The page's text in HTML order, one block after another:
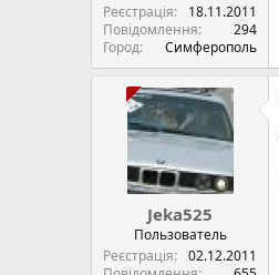
Реєстрація
18.11.2011
Повідомлення
294
Город
Симферополь
Jeka525
Пользователь
Реєстрація
02.12.2011